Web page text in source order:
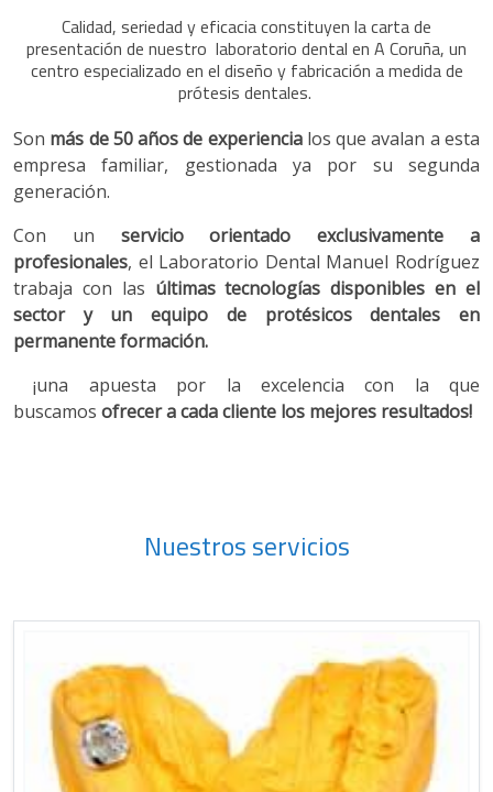
Calidad, seriedad y eficacia constituyen la carta de
presentación de nuestro laboratorio dental en A Coruña, un
centro especializado en el diseño y fabricación a medida de
prótesis dentales.
Son más de 50 años de experiencialos que avalan a esta
empresa familiar, gestionada ya por su segunda
generación.
Con un servicio orientado exclusivamente a
profesionales, el Laboratorio Dental Manuel Rodríguez
trabaja con las últimas tecnologías disponibles en el
sector y un equipo de protésicos dentales en
permanente formación.
¡una apuesta por la excelencia con la que
buscamos ofrecer a cada cliente los mejores resultados!
Nuestros servicios